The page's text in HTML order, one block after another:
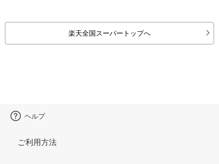
楽天全国スーパートップへ
ヘルプ
ご利用方法